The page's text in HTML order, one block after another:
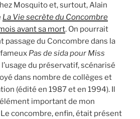
Mosquito et, surtout, Alain
La Vie secrète du Concombre
avant sa mort. On pourrait
passage du Concombre dans la
Pas de sida pour Miss
du préservatif, scénarisé
dans nombre de collèges et
(édité en 1987 et en 1994). Il
important de mon
concombre, enfin, était présent